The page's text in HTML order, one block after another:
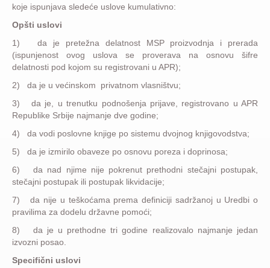
koje ispunjava sledeće uslove kumulativno:
Opšti uslovi
1) da je pretežna delatnost MSP proizvodnja i prerada
(ispunjenost ovog uslova se proverava na osnovu šifre
delatnosti pod kojom su registrovani u APR);
2) da je u većinskom privatnom vlasništvu;
3) da je, u trenutku podnošenja prijave, registrovano u APR
Republike Srbije najmanje dve godine;
4) da vodi poslovne knjige po sistemu dvojnog knjigovodstva;
5) da je izmirilo obaveze po osnovu poreza i doprinosa;
6) da nad njime nije pokrenut prethodni stečajni postupak,
stečajni postupak ili postupak likvidacije;
7) da nije u teškoćama prema definiciji sadržanoj u Uredbi o
pravilima za dodelu državne pomoći;
8) da je u prethodne tri godine realizovalo najmanje jedan
izvozni posao.
Specifični uslovi